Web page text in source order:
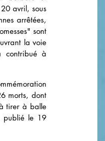
avril, sous
arrêtées,
sont
la voie
contribué à
morts, dont
tirer à balle
publié le 19